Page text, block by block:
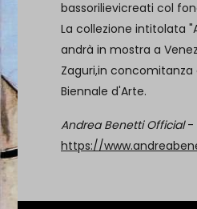
bassorilievicreati col
La collezione intitolata
andrà in mostra a
Zaguri,in concomitanza
Biennale d'Arte.
Andrea Benetti Official-
https://